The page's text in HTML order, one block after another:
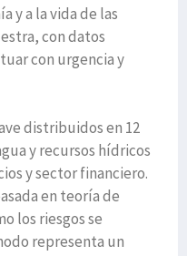
y a la vida de las
con datos
con urgencia y
distribuidos en 12
y recursos hídricos
y sector financiero.
en teoría de
los riesgos se
representa un